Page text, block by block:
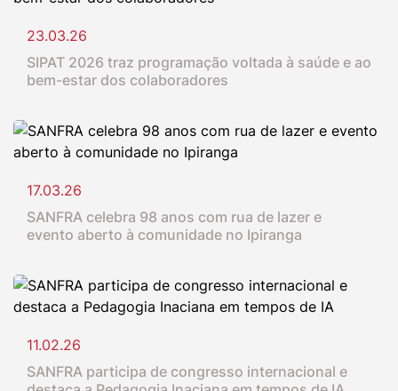
23.03.26
SIPAT 2026 traz programação voltada à saúde e ao
bem-estar dos colaboradores
17.03.26
SANFRA celebra 98 anos com rua de lazer e
evento aberto à comunidade no Ipiranga
11.02.26
SANFRA participa de congresso internacional e